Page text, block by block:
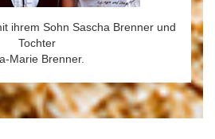
ihrem Sohn Sascha Brenner und
Tochter
Marie Brenner.